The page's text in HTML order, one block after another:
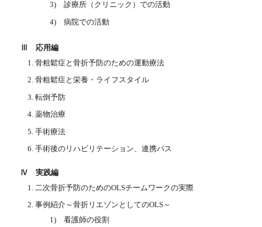
3) 診療所（クリニック）での活動
4) 病院での活動
Ⅲ 応用編
骨粗鬆症と骨折予防のための運動療法
骨粗鬆症と栄養・ライフスタイル
転倒予防
薬物治療
手術療法
手術後のリハビリテーション、連携パス
Ⅳ 実践編
二次骨折予防のためのOLSチームワークの実際
事例紹介～骨折リエゾンとしてのOLS～
1) 看護師の役割